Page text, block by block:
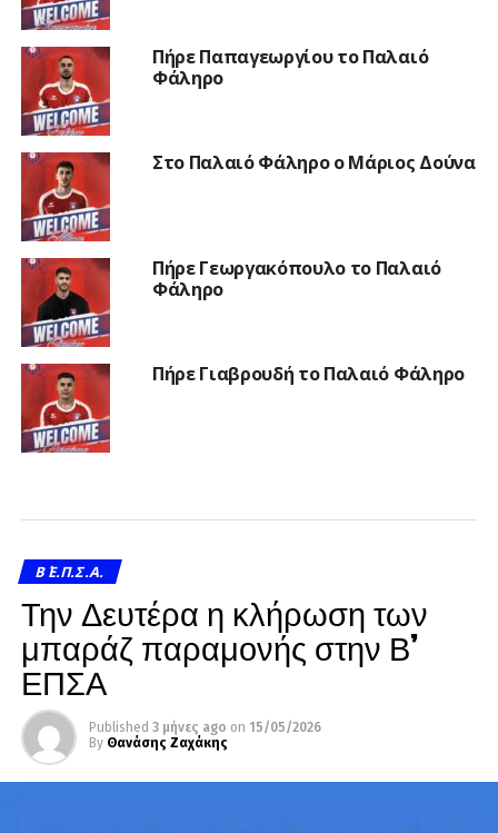
Πήρε Παπαγεωργίου το Παλαιό
Φάληρο
Στο Παλαιό Φάληρο ο Μάριος Δούνα
Πήρε Γεωργακόπουλο το Παλαιό
Φάληρο
Πήρε Γιαβρουδή το Παλαιό Φάληρο
Β΄ Ε.Π.Σ.Α.
Την Δευτέρα η κλήρωση των
μπαράζ παραμονής στην Β’
ΕΠΣΑ
Published 3 μήνες ago on 15/05/2026
By Θανάσης Ζαχάκης